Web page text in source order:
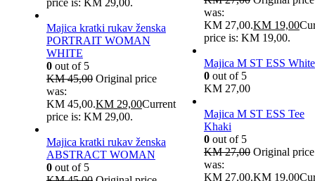
price is: KM 29,00.
Majica kratki rukav ženska
PORTRAIT WOMAN
WHITE
0out of 5
KM45,00 Original price
was:
KM 45,00.KM29,00Current
price is: KM 29,00.
Majica kratki rukav ženska
ABSTRACT WOMAN
0out of 5
was:
KM 27,00.KM19,00
price is: KM 19,00.
Majica M ST ESS White
0out of 5
KM27,00
Majica M ST ESS Tee
Khaki
0out of 5
KM27,00 Original price
was:
KM 27,00.KM19,00